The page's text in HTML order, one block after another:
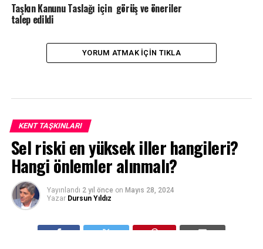
Taşkın Kanunu Taslağı için görüş ve öneriler
talep edildi
YORUM ATMAK IÇIN TIKLA
KENT TAŞKINLARI
Sel riski en yüksek iller hangileri?
Hangi önlemler alınmalı?
Yayınlandı 2 yıl önce on Mayıs 28, 2024
Yazar Dursun Yıldız